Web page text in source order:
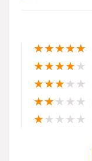
★★★★★
★★★★★
★★★★★
★★★★★
★★★★★